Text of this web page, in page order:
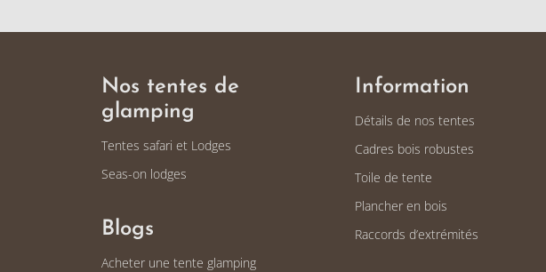
Nos tentes de
glamping
Tentes safari et Lodges
Seas-on lodges
Blogs
Acheter une tente glamping
Information
Détails de nos tentes
Cadres bois robustes
Toile de tente
Plancher en bois
Raccords d’extrémités